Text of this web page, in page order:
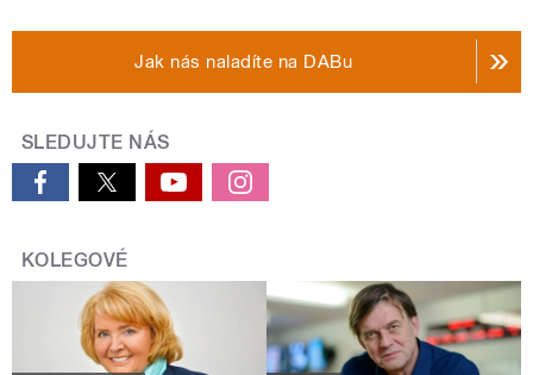
Jak nás naladíte na DABu
SLEDUJTE NÁS
KOLEGOVÉ